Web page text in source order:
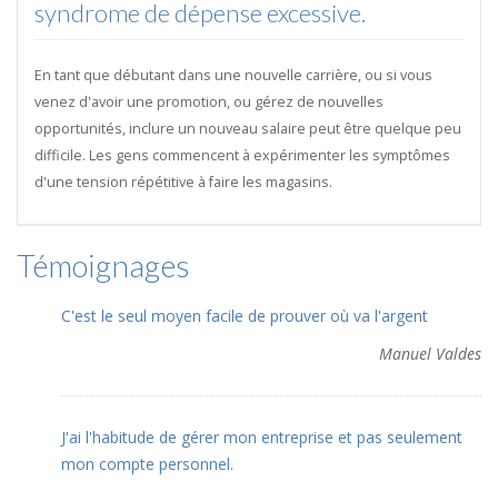
syndrome de dépense excessive.
En tant que débutant dans une nouvelle carrière, ou si vous
venez d'avoir une promotion, ou gérez de nouvelles
opportunités, inclure un nouveau salaire peut être quelque peu
difficile. Les gens commencent à expérimenter les symptômes
d'une tension répétitive à faire les magasins.
Témoignages
C'est le seul moyen facile de prouver où va l'argent
Manuel Valdes
J'ai l'habitude de gérer mon entreprise et pas seulement
mon compte personnel.